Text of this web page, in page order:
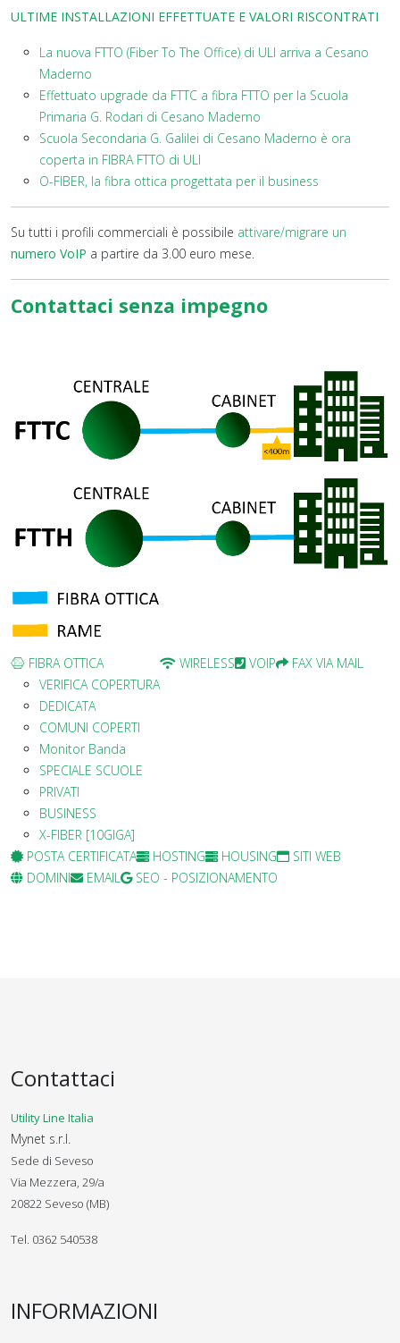
ULTIME INSTALLAZIONI EFFETTUATE E VALORI RISCONTRATI
La nuova FTTO (Fiber To The Office) di ULI arriva a Cesano
Maderno
Effettuato upgrade da FTTC a fibra FTTO per la Scuola
Primaria G. Rodari di Cesano Maderno
Scuola Secondaria G. Galilei di Cesano Maderno è ora
coperta in FIBRA FTTO di ULI
O-FIBER, la fibra ottica progettata per il business
Su tutti i profili commerciali è possibile attivare/migrare un
numero VoIP a partire da 3.00 euro mese.
Contattaci senza impegno
FIBRA OTTICA
VERIFICA COPERTURA
DEDICATA
COMUNI COPERTI
Monitor Banda
SPECIALE SCUOLE
PRIVATI
BUSINESS
X-FIBER [10GIGA]
WIRELESS VOIP FAX VIA MAIL
POSTA CERTIFICATA HOSTING HOUSING
SITI WEB
DOMINI
EMAIL SEO - POSIZIONAMENTO
Contattaci
Utility Line Italia
Mynet s.r.l.
Sede di Seveso
Via Mezzera, 29/a
20822 Seveso (MB)
Tel. 0362 540538
INFORMAZIONI